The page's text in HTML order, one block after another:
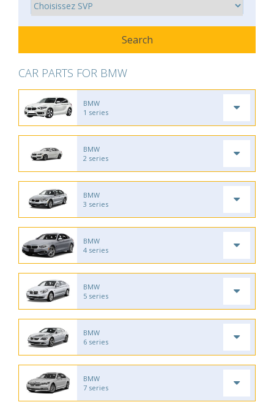
CAR PARTS FOR BMW
BMW
1 series
BMW
2 series
BMW
3 series
BMW
4 series
BMW
5 series
BMW
6 series
BMW
7 series